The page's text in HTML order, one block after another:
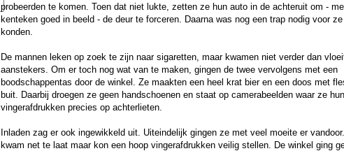
probeerden te komen. Toen dat niet lukte, zetten ze hun auto in de achteruit om -
kenteken goed in beeld - de deur te forceren. Daarna was nog een trap nodig voor
konden.
De mannen leken op zoek te zijn naar sigaretten, maar kwamen niet verder dan
aanstekers. Om er toch nog wat van te maken, gingen de twee vervolgens met een
boodschappentas door de winkel. Ze maakten een heel krat bier en een doos met
buit. Daarbij droegen ze geen handschoenen en staat op camerabeelden waar ze hun
vingerafdrukken precies op achterlieten.
Inladen zag er ook ingewikkeld uit. Uiteindelijk gingen ze met veel moeite er
kwam net te laat maar kon een hoop vingerafdrukken veilig stellen. De winkel ging